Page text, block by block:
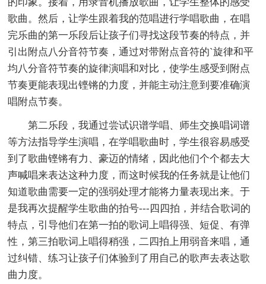
歌曲。然后，让学生跟着我的范唱进行学唱歌曲，在唱
完乐曲的第一乐段后让孩子们寻找这段节奏的特点，并
引出附点八分音符节奏，通过对带附点音符的`旋律和平
均八分音符节奏的旋律演唱和对比，使学生感受到附点
节奏更能表现出铿锵的力度，并能主动注意到要准确演
唱附点节奏。
第二乐段，我通过尝试识谱学唱、师生交换唱词谱
等方法指导学生演唱，在学唱歌曲时，学生很容易感受
到了歌曲铿锵有力、豪迈的情绪，因此他们个个都去大
声喊唱来表达这种力度，而这时候我的任务就是让他们
知道歌曲需要一定的强弱处理才能将力量表现出来。于
是我再次提醒学生歌曲的拍号---四四拍，并结合歌词的
特点，引导他们在第一拍的歌词上唱得强、短促、有弹
性，第三拍歌词上唱得稍强，二四拍上用弱音来唱，通
过纠错、练习让孩子们体验到了用自己的歌声去表达歌
曲力度。